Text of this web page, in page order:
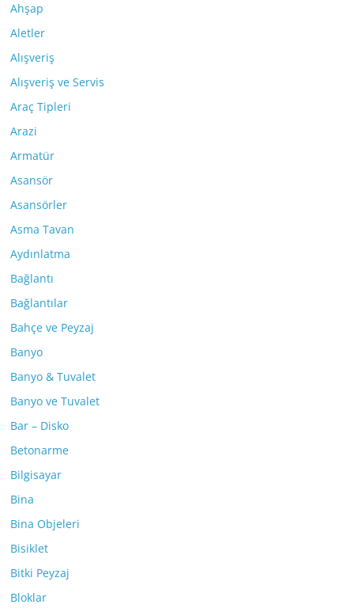
Ahşap
Aletler
Alışveriş
Alışveriş ve Servis
Araç Tipleri
Arazi
Armatür
Asansör
Asansörler
Asma Tavan
Aydınlatma
Bağlantı
Bağlantılar
Bahçe ve Peyzaj
Banyo
Banyo & Tuvalet
Banyo ve Tuvalet
Bar – Disko
Betonarme
Bilgisayar
Bina
Bina Objeleri
Bisiklet
Bitki Peyzaj
Bloklar